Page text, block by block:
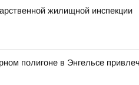
жилищной инспекции
полигоне в Энгельсе